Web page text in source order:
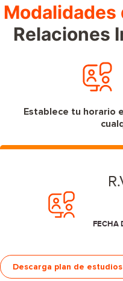
Relaciones
Establece tu horario
FECHA
Descarga plan de estudios